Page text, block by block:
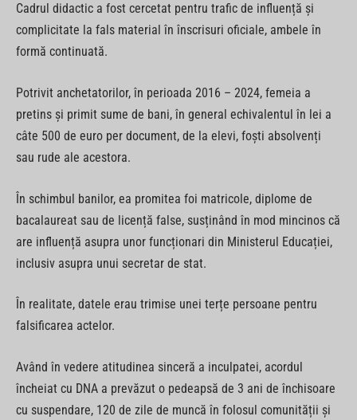
Cadrul didactic a fost cercetat pentru trafic de influență și
complicitate la fals material în înscrisuri oficiale, ambele în
formă continuată.
Potrivit anchetatorilor, în perioada 2016 – 2024, femeia a
pretins și primit sume de bani, în general echivalentul în lei a
câte 500 de euro per document, de la elevi, foști absolvenți
sau rude ale acestora.
În schimbul banilor, ea promitea foi matricole, diplome de
bacalaureat sau de licență false, susținând în mod mincinos că
are influență asupra unor funcționari din Ministerul Educației,
inclusiv asupra unui secretar de stat.
În realitate, datele erau trimise unei terțe persoane pentru
falsificarea actelor.
Având în vedere atitudinea sinceră a inculpatei, acordul
încheiat cu DNA a prevăzut o pedeapsă de 3 ani de închisoare
cu suspendare, 120 de zile de muncă în folosul comunității și